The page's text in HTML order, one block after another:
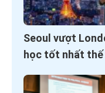
Seoul vượt
học tốt nhất thế